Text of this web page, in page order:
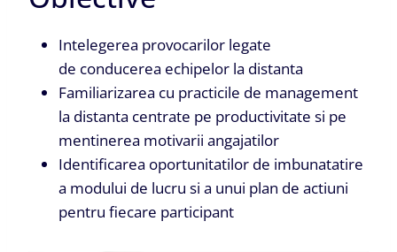
Intelegerea provocarilor legate
de conducerea echipelor la distanta
Familiarizarea cu practicile de management
la distanta centrate pe productivitate si pe
mentinerea motivarii angajatilor
Identificarea oportunitatilor de imbunatatire
a modului de lucru si a unui plan de actiuni
pentru fiecare participant